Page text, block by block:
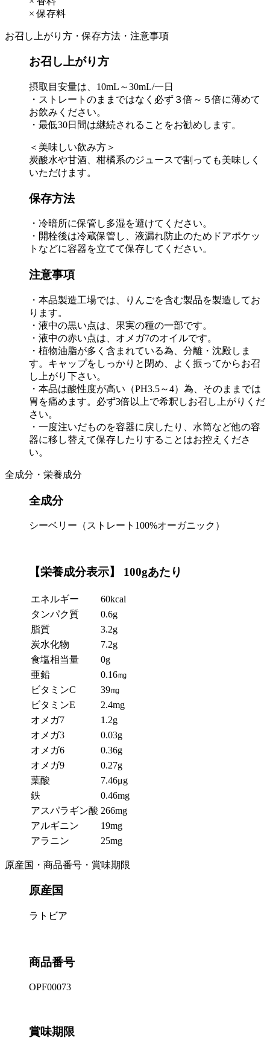
× 保存料
お召し上がり方・保存方法・注意事項
お召し上がり方
摂取目安量は、10mL～30mL/一日
・ストレートのままではなく必ず３倍～５倍に薄めて
お飲みください。
・最低30日間は継続されることをお勧めします。
＜美味しい飲み方＞
炭酸水や甘酒、柑橘系のジュースで割っても美味しく
いただけます。
保存方法
・冷暗所に保管し多湿を避けてください。
・開栓後は冷蔵保管し、液漏れ防止のためドアポケッ
トなどに容器を立てて保存してください。
注意事項
・本品製造工場では、りんごを含む製品を製造してお
ります。
・液中の黒い点は、果実の種の一部です。
・液中の赤い点は、オメガ7のオイルです。
・植物油脂が多く含まれている為、分離・沈殿しま
す。キャップをしっかりと閉め、よく振ってからお召
し上がり下さい。
・本品は酸性度が高い（PH3.5～4）為、そのままでは
胃を痛めます。必ず3倍以上で希釈しお召し上がりくだ
さい。
・一度注いだものを容器に戻したり、水筒など他の容
器に移し替えて保存したりすることはお控えくださ
い。
全成分・栄養成分
全成分
シーベリー（ストレート100%オーガニック）
【栄養成分表示】 100gあたり
エネルギー
60kcal
タンパク質
0.6g
脂質
3.2g
炭水化物
7.2g
食塩相当量
0g
亜鉛
0.16㎎
ビタミンC
39㎎
ビタミンE
2.4mg
オメガ7
1.2g
オメガ3
0.03g
オメガ6
0.36g
オメガ9
0.27g
葉酸
7.46μg
鉄
0.46mg
アスパラギン酸 266mg
アルギニン
19mg
アラニン
25mg
原産国・商品番号・賞味期限
原産国
ラトビア
商品番号
OPF00073
賞味期限